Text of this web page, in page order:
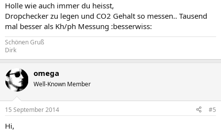
Holle wie auch immer du heisst,
Dropchecker zu legen und CO2 Gehalt so messen.. Tausend
mal besser als Kh/ph Messung :besserwiss:
Schönen Gruß
Dirk
omega
Well-Known Member
15 September 2014 #5
Hi,